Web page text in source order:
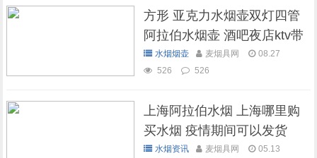
方形 亚克力水烟壶双灯四管
阿拉伯水烟壶 酒吧夜店ktv带
灯水烟壶
水烟烟壶 麦烟具网
08.27
526
526
上海阿拉伯水烟 上海哪里购
买水烟 疫情期间可以发货
吗？水烟资讯 麦烟具网
05.13